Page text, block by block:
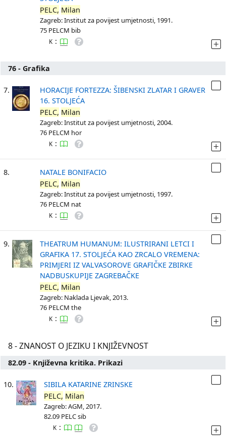
PELC, Milan
Zagreb: Institut za povijest umjetnosti, 1991.
75 PELCM bib
K :
76 - Grafika
7.
HORACIJE FORTEZZA: ŠIBENSKI ZLATAR I GRAVER
16. STOLJEĆA
PELC, Milan
Zagreb: Institut za povijest umjetnosti, 2004.
76 PELCM hor
K :
8.
NATALE BONIFACIO
PELC, Milan
Zagreb: Institut za povijest umjetnosti, 1997.
76 PELCM nat
K :
9.
THEATRUM HUMANUM: ILUSTRIRANI LETCI I
GRAFIKA 17. STOLJEĆA KAO ZRCALO VREMENA:
PRIMJERI IZ VALVASOROVE GRAFIČKE ZBIRKE
NADBUSKUPIJE ZAGREBAČKE
PELC, Milan
Zagreb: Naklada Ljevak, 2013.
76 PELCM the
K :
8 - ZNANOST O JEZIKU I KNJIŽEVNOST
82.09 - Književna kritika. Prikazi
10.
SIBILA KATARINE ZRINSKE
PELC, Milan
Zagreb: AGM, 2017.
82.09 PELC sib
K :